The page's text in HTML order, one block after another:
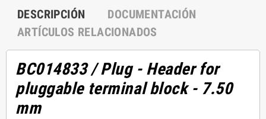
DESCRIPCIÓN
DOCUMENTACIÓN
ARTÍCULOS RELACIONADOS
BC014833/ Plug - Header for
pluggable terminal block - 7.50
mm